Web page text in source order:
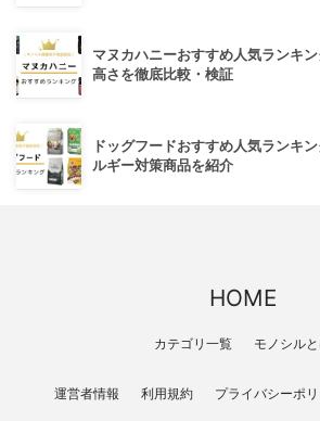
マヌカハニーおすすめ人気ランキ
高さを徹底比較・検証
ドッグフードおすすめ人気ランキ
ルギー対策商品を紹介
HOME
カテゴリ一覧 モノシル
運営者情報 利用規約 プライバシーポ